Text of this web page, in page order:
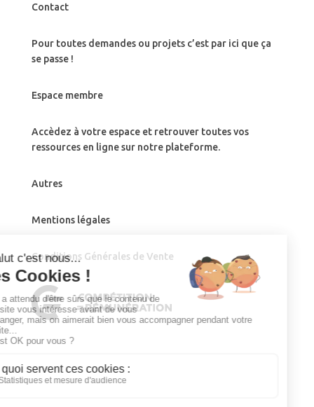
Contact
Pour toutes demandes ou projets c’est par ici que ça
se passe !
Espace membre
Accèdez à votre espace et retrouver toutes vos
ressources en ligne sur notre plateforme.
Autres
Mentions légales
Conditions Générales de Vente